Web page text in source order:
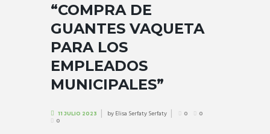
“COMPRA DE
GUANTES VAQUETA
PARA LOS
EMPLEADOS
MUNICIPALES”
11 JULIO 2023 byElisa Serfaty Serfaty 0
0
0